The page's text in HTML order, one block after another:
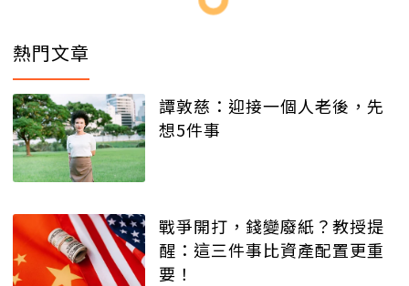
熱門文章
譚敦慈：迎接一個人老後，先
想5件事
戰爭開打，錢變廢紙？教授提
醒：這三件事比資產配置更重
要！